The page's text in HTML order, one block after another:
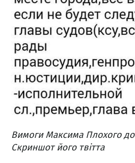
Вимоги Максима Плохого
Скриншот його твітта